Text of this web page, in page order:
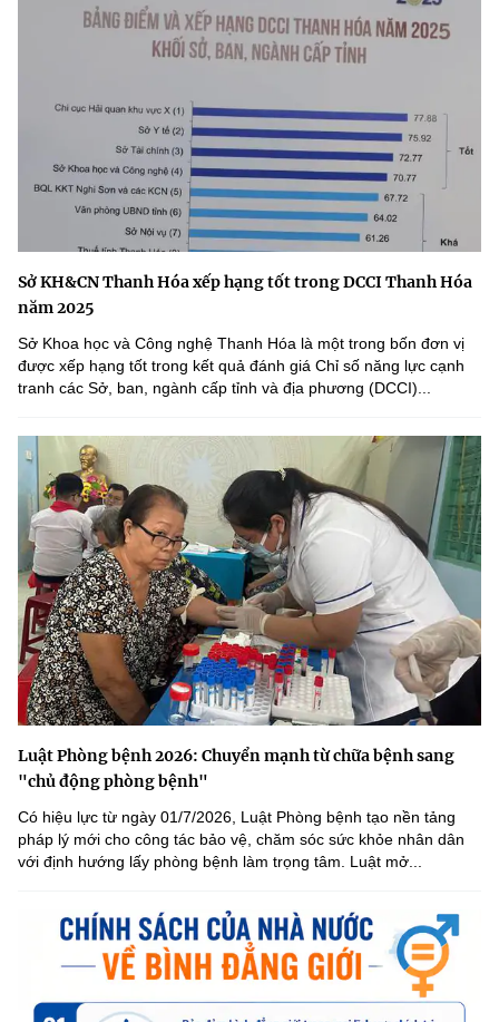
Sở KH&CN Thanh Hóa xếp hạng tốt trong DCCI Thanh Hóa
năm 2025
Sở Khoa học và Công nghệ Thanh Hóa là một trong bốn đơn vị
được xếp hạng tốt trong kết quả đánh giá Chỉ số năng lực cạnh
tranh các Sở, ban, ngành cấp tỉnh và địa phương (DCCI)...
Luật Phòng bệnh 2026: Chuyển mạnh từ chữa bệnh sang
"chủ động phòng bệnh"
Có hiệu lực từ ngày 01/7/2026, Luật Phòng bệnh tạo nền tảng
pháp lý mới cho công tác bảo vệ, chăm sóc sức khỏe nhân dân
với định hướng lấy phòng bệnh làm trọng tâm. Luật mở...